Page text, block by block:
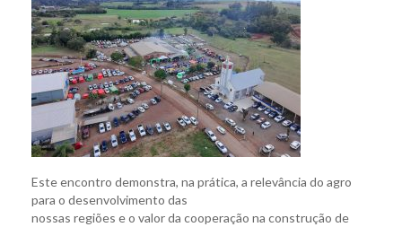
Este encontro demonstra, na prática, a relevância do agro
para o desenvolvimento das
nossas regiões e o valor da cooperação na construção de